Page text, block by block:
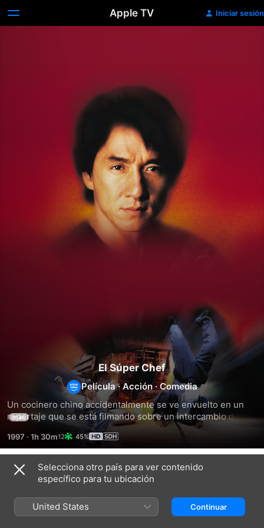
Apple TV Iniciar sesión
El Súper Chef
Película ·Acción ·Comedia
Un cocinero chino accidentalmente se ve envuelto en un
reportaje que se está filmando sobre un intercambio de
droga que resulta fallido. La mafia comienza a perseguirle
para conseguir la cinta.
más
1997 · 1h 30m 45%
Títulos relacionados
Poder
mono
borracho
Selecciona otro país para ver contenido
específico para tu ubicación
United States Continuar